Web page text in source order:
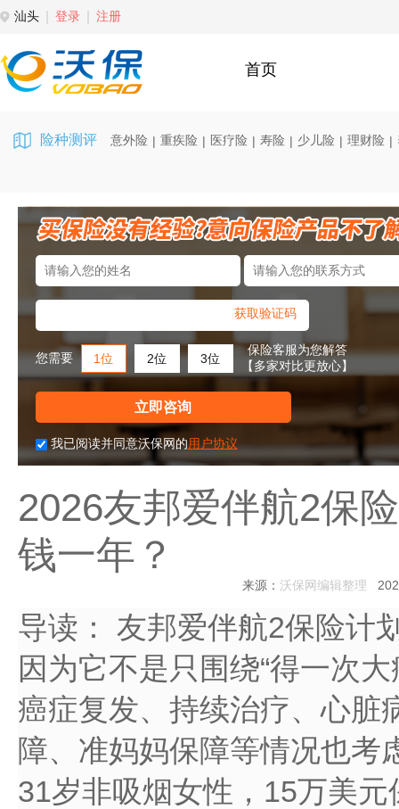
汕头 登录 注册
首页
险种测评 意外险 | 重疾险 | 医疗险 | 寿险 | 少儿险 | 理财险 |
获取验证码
您需要 1位 2位 3位
保险客服为您解答
【多家对比更放心】
立即咨询
我已阅读并同意沃保网的用户协议
2026友邦爱伴航2保
钱一年？
来源： 沃保网编辑整理
导读：
友邦爱伴航2保险计
因为它不是只围绕“得一次
癌症复发、持续治疗、心脏
障、准妈妈保障等情况也考
31岁非吸烟女性，15万美